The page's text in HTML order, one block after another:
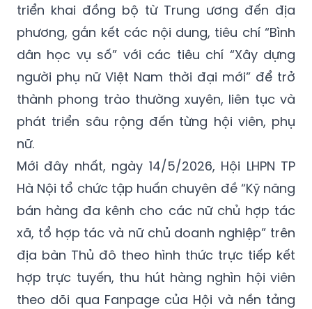
triển khai đồng bộ từ Trung ương đến địa
phương, gắn kết các nội dung, tiêu chí “Bình
dân học vụ số” với các tiêu chí “Xây dựng
người phụ nữ Việt Nam thời đại mới” để trở
thành phong trào thường xuyên, liên tục và
phát triển sâu rộng đến từng hội viên, phụ
nữ.
Mới đây nhất, ngày 14/5/2026, Hội LHPN TP
Hà Nội tổ chức tập huấn chuyên đề “Kỹ năng
bán hàng đa kênh cho các nữ chủ hợp tác
xã, tổ hợp tác và nữ chủ doanh nghiệp” trên
địa bàn Thủ đô theo hình thức trực tiếp kết
hợp trực tuyến, thu hút hàng nghìn hội viên
theo dõi qua Fanpage của Hội và nền tảng